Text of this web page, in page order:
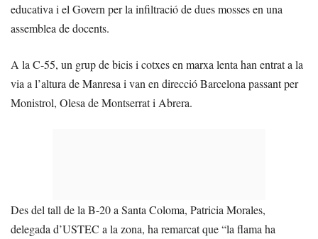
educativa i el Govern per la infiltració de dues mosses en una
assemblea de docents.
A la C-55, un grup de bicis i cotxes en marxa lenta han entrat a la
via a l’altura de Manresa i van en direcció Barcelona passant per
Monistrol, Olesa de Montserrat i Abrera.
Des del tall de la B-20 a Santa Coloma, Patricia Morales,
delegada d’USTEC a la zona, ha remarcat que “la flama ha